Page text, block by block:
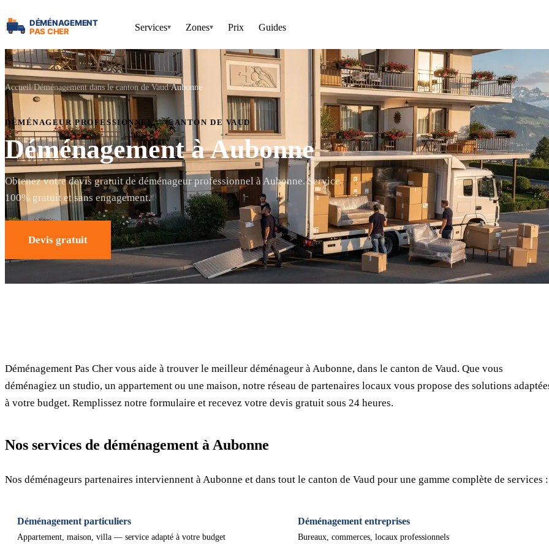
Services▾ Zones▾ Prix Guides
Accueil Déménagement dans le canton de Vaud Aubonne
DÉMÉNAGEUR PROFESSIONNEL — CANTON DE VAUD
Déménagement à Aubonne
Obtenez votre devis gratuit de déménageur professionnel à Aubonne. Service
100% gratuit et sans engagement.
Devis gratuit
Déménagement Pas Cher vous aide à trouver le meilleur déménageur à Aubonne, dans le canton de Vaud. Que vous
déménagiez un studio, un appartement ou une maison, notre réseau de partenaires locaux vous propose des solutions
à votre budget. Remplissez notre formulaire et recevez votre devis gratuit sous 24 heures.
Nos services de déménagement à Aubonne
Nos déménageurs partenaires interviennent à Aubonne et dans tout le canton de Vaud pour une gamme complète de services :
Déménagement particuliers
Appartement, maison, villa — service adapté à votre budget
Déménagement entreprises
Bureaux, commerces, locaux professionnels